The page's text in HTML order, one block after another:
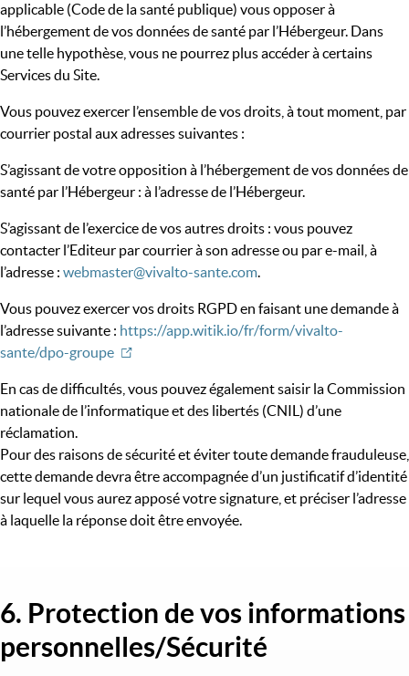
applicable (Code de la santé publique) vous opposer à
l’hébergement de vos données de santé par l’Hébergeur. Dans
une telle hypothèse, vous ne pourrez plus accéder à certains
Services du Site.
Vous pouvez exercer l’ensemble de vos droits, à tout moment, par
courrier postal aux adresses suivantes :
S’agissant de votre opposition à l’hébergement de vos données de
santé par l’Hébergeur : à l’adresse de l’Hébergeur.
S’agissant de l’exercice de vos autres droits : vous pouvez
contacter l’Editeur par courrier à son adresse ou par e-mail, à
l’adresse : webmaster@vivalto-sante.com.
Vous pouvez exercer vos droits RGPD en faisant une demande à
l’adresse suivante : https://app.witik.io/fr/form/vivalto-
sante/dpo-groupe
En cas de difficultés, vous pouvez également saisir la Commission
nationale de l’informatique et des libertés (CNIL) d’une
réclamation.
Pour des raisons de sécurité et éviter toute demande frauduleuse,
cette demande devra être accompagnée d’un justificatif d’identité
sur lequel vous aurez apposé votre signature, et préciser l’adresse
à laquelle la réponse doit être envoyée.
6. Protection de vos informations
personnelles/Sécurité